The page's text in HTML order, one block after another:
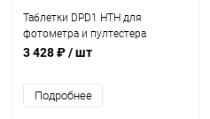
Таблетки DPD1 HTH для
фотометра и пултестера
(100шт) (A590115H1)
3 428 ₽/ шт
Подробнее